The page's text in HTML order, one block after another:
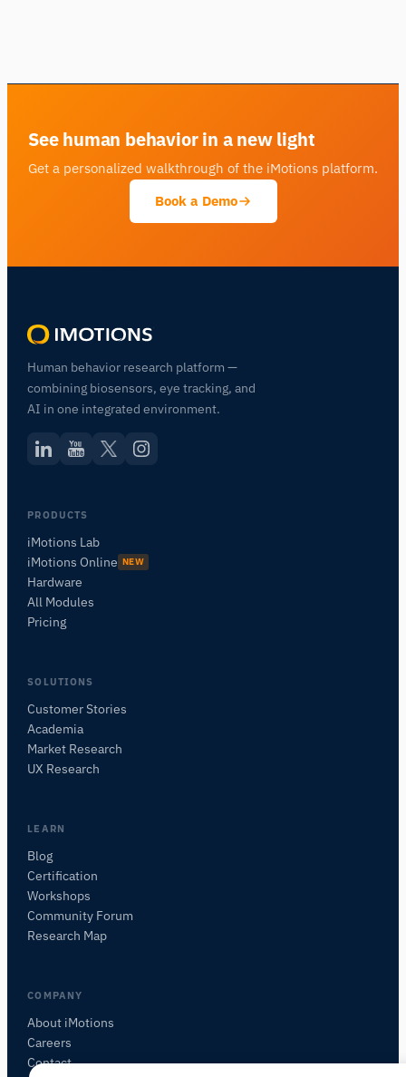
See human behavior in a new light
Get a personalized walkthrough of the iMotions platform.
Book a Demo
Human behavior research platform —
combining biosensors, eye tracking, and
AI in one integrated environment.
PRODUCTS
iMotions Lab
iMotions Online NEW
Hardware
All Modules
Pricing
SOLUTIONS
Customer Stories
Academia
Market Research
UX Research
LEARN
Blog
Certification
Workshops
Community Forum
Research Map
COMPANY
About iMotions
Careers
Contact
研究方法、製品、センサー、SDK、リソースに
この記事について質問
この記事を要約
これをどう応用できますか？